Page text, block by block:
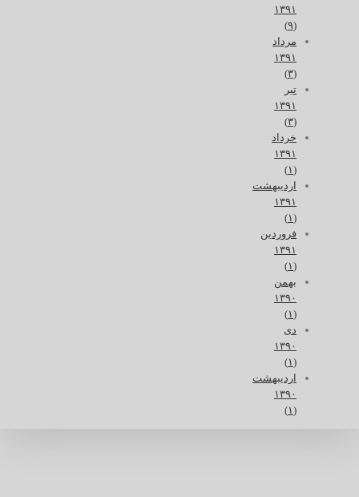
۱۳۹۱
مرداد
۱۳۹۱
تیر
۱۳۹۱
خرداد
۱۳۹۱
اردیبهشت
۱۳۹۱
فروردین
۱۳۹۱
بهمن
۱۳۹۰
دی
۱۳۹۰
اردیبهشت
۱۳۹۰